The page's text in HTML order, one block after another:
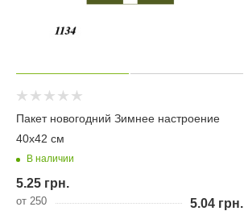
Пакет новогодний Зимнее настроение
40х42 см
В наличии
5.25 грн.
от 250 5.04грн.